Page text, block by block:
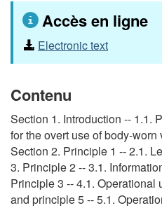
Accès en ligne
Electronic text
Contenu
Section 1. Introduction -- 1.1.
for the overt use of body-
Section 2. Principle 1 -- 2.1.
3. Principle 2 -- 3.1.
Principle 3 -- 4.1.
and principle 5 -- 5.1.